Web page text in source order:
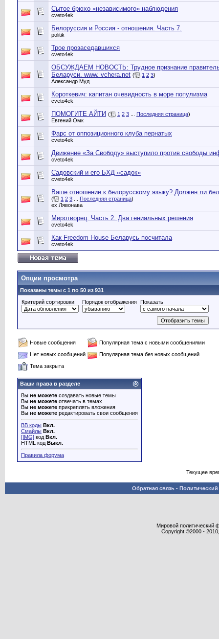
Сытое брюхо «независимого» наблюдения
cveto4ek
Белоруссия и Россия - отношения. Часть 7.
politik
Трое прозаседавшихся
cveto4ek
ОБСУЖДАЕМ НОВОСТЬ: Трудное признание
Беларуси. www. vchera.net ( 1 2 3)
Александр Муд
Короткевич: капитан очевидность в море популизма
cveto4ek
ПОМОГИТЕ АЙТИ ( 1 2 3 Последняя страница)
Евгений Омк
Фарс от оппозиционного клуба пернатых
cveto4ek
Движение «За Свободу» выступило против свободы
cveto4ek
Садовский и его БХД «садок»
cveto4ek
Ваше отношение к белорусскому языку? Должен ли
( 1 2 3 Последняя страница)
ex Лявонава
Миротворец. Часть 2. Два гениальных решения
cveto4ek
Как Freedom House Беларусь посчитала
cveto4ek
Опции просмотра
Показаны темы с 1 по 50 из 931
Критерий сортировки
Порядок отображения Показать
Новые сообщения
Популярная тема с новыми сообщениями
Нет новых сообщений
Популярная тема без новых сообщений
Тема закрыта
Ваши права в разделе
Вы не можете создавать новые темы
Вы не можете отвечать в темах
Вы не можете прикреплять вложения
Вы не можете редактировать свои сообщения
BB коды Вкл.
Смайлы Вкл.
[IMG] код Вкл.
HTML код Выкл.
Правила форума
Текущее
Обратная связь -
Мировой политический
Copyright ©2000 -